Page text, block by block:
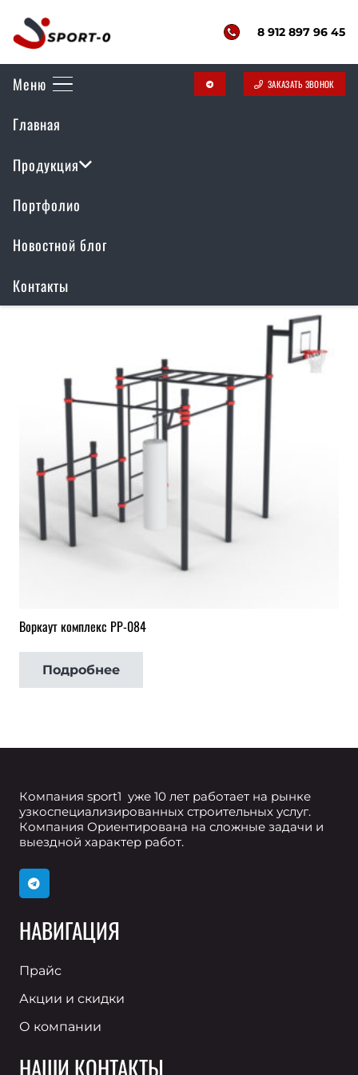
8 912 897 96 45
Меню
Главная
Продукция
Портфолио
Новостной блог
Контакты
telegram ЗАКАЗАТЬ ЗВОНОК
Воркаут комплекс
РР-084
Отображение единственного товара
Воркаут комплекс РР-084
Подробнее
Компания sport1 уже 10 лет работает на рынке
узкоспециализированных строительных услуг.
Компания Ориентирована на сложные задачи и
выездной характер работ.
НАВИГАЦИЯ
Прайс
Акции и скидки
О компании
НАШИ КОНТАКТЫ